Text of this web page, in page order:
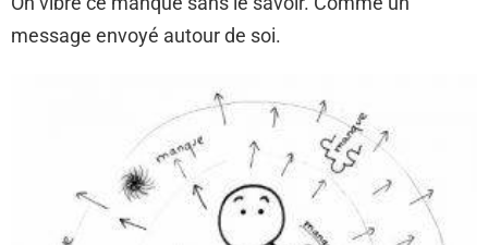
message envoyé autour de soi.